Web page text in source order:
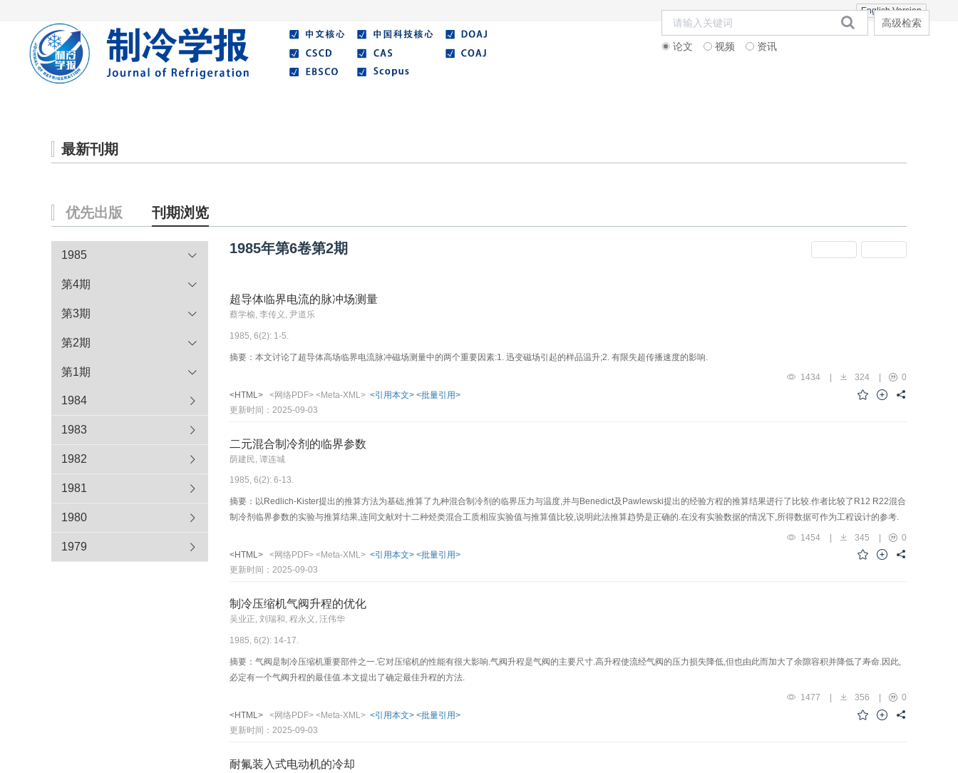
English Version
论文 视频 资讯
高级检索
最新刊期
优先出版 刊期浏览
1985
第4期
第3期
第2期
第1期
1984
1983
1982
1981
1980
1979
1985年第6卷第2期
超导体临界电流的脉冲场测量
蔡学榆, 李传义, 尹道乐
1985, 6(2): 1-5.
摘要：本文讨论了超导体高场临界电流脉冲磁场测量中的两个重要因素:1. 迅变磁场引起的样品温升;2. 有限失超传播速度的影响.
1434 324
0
<HTML>
<网络PDF> <Meta-XML> <引用本文> <批量引用>
更新时间：2025-09-03
二元混合制冷剂的临界参数
荫建民, 谭连城
1985, 6(2): 6-13.
摘要：以Redlich-Kister提出的推算方法为基础,推算了九种混合制冷剂的临界压力与温度,并与Benedict及Pawlewski提出的经验方程的推算结果进行了比较.作者比较了R12 R22混合
制冷剂临界参数的实验与推算结果,连同文献对十二种烃类混合工质相应实验值与推算值比较,说明此法推算趋势是正确的.在没有实验数据的情况下,所得数据可作为工程设计的参考.
1454 | 345 |
0
<HTML>
<网络PDF> <Meta-XML> <引用本文> <批量引用>
更新时间：2025-09-03
制冷压缩机气阀升程的优化
吴业正, 刘瑞和, 程永义, 汪伟华
1985, 6(2): 14-17.
摘要：气阀是制冷压缩机重要部件之一.它对压缩机的性能有很大影响.气阀升程是气阀的主要尺寸.高升程使流经气阀的压力损失降低,但也由此而加大了余隙容积并降低了寿命.因此,
必定有一个气阀升程的最佳值.本文提出了确定最佳升程的方法.
1477 356
0
<HTML>
<网络PDF> <Meta-XML> <引用本文> <批量引用>
更新时间：2025-09-03
耐氟装入式电动机的冷却